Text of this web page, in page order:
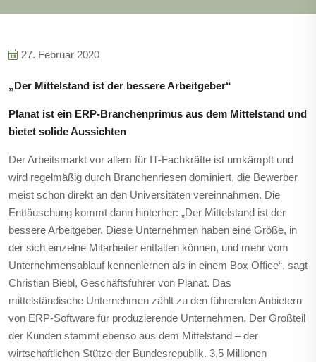
27. Februar 2020
„Der Mittelstand ist der bessere Arbeitgeber“
Planat ist ein ERP-Branchenprimus aus dem Mittelstand und
bietet solide Aussichten
Der Arbeitsmarkt vor allem für IT-Fachkräfte ist umkämpft und
wird regelmäßig durch Branchenriesen dominiert, die Bewerber
meist schon direkt an den Universitäten vereinnahmen. Die
Enttäuschung kommt dann hinterher: „Der Mittelstand ist der
bessere Arbeitgeber. Diese Unternehmen haben eine Größe, in
der sich einzelne Mitarbeiter entfalten können, und mehr vom
Unternehmensablauf kennenlernen als in einem Box Office“, sagt
Christian Biebl, Geschäftsführer von Planat. Das
mittelständische Unternehmen zählt zu den führenden Anbietern
von ERP-Software für produzierende Unternehmen. Der Großteil
der Kunden stammt ebenso aus dem Mittelstand – der
wirtschaftlichen Stütze der Bundesrepublik. 3,5 Millionen